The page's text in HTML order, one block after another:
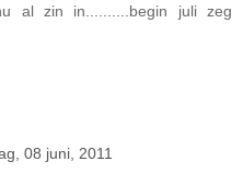
al zin in..........begin juli zeg
08 juni, 2011